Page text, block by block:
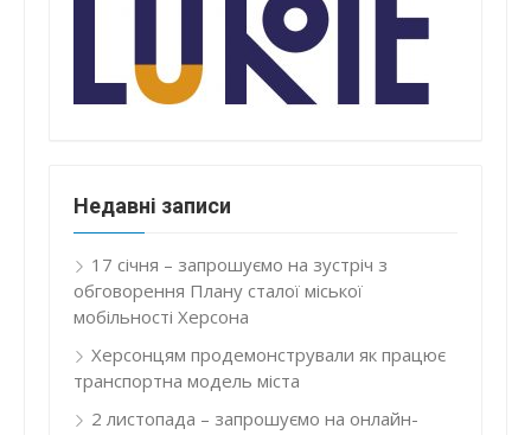
Недавні записи
17 січня – запрошуємо на зустріч з
обговорення Плану сталої міської
мобільності Херсона
Херсонцям продемонстрували як працює
транспортна модель міста
2 листопада – запрошуємо на онлайн-